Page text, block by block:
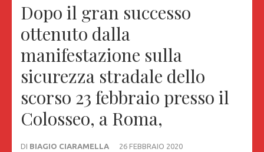
Dopo il gran successo
ottenuto dalla
manifestazione sulla
sicurezza stradale dello
scorso 23 febbraio presso il
Colosseo, a Roma,
DI BIAGIO CIARAMELLA
26 FEBBRAIO 2020